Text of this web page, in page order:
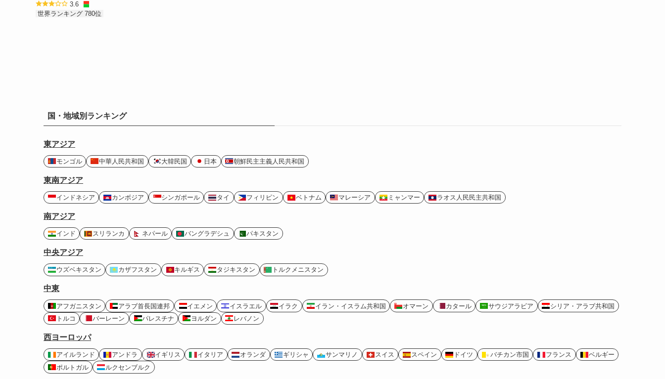
3.6
世界ランキング 780位
国・地域別ランキング
東アジア
モンゴル 中華人民共和国 大韓民国 日本 朝鮮民主主義人民共和国
東南アジア
インドネシア カンボジア シンガポール タイ フィリピン ベトナム マレーシア ミャンマー ラオス人民民主共和国
南アジア
インド スリランカ ネパール バングラデシュ パキスタン
中央アジア
ウズベキスタン カザフスタン キルギス タジキスタン トルクメニスタン
中東
アフガニスタン アラブ首長国連邦 イエメン イスラエル イラク イラン・イスラム共和国 オマーン カタール サウジアラビア
シリア・アラブ共和国
トルコ
バーレーン パレスチナ ヨルダン レバノン
西ヨーロッパ
アイルランド アンドラ イギリス イタリア オランダ ギリシャ サンマリノ スイス スペイン ドイツ バチカン市国 フランス
ベルギー
ポルトガル
ルクセンブルク